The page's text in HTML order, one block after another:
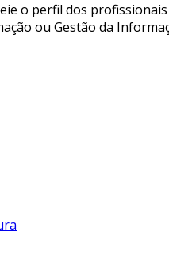
o perfil dos
ou Gestão da